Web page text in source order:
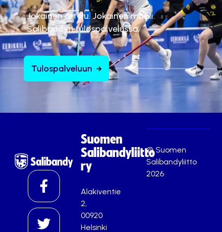
Jokainen ottelu. Jokainen maali.
Salibandyn tulospalvelussa.
Tulospalveluun
Suomen
Salibandyliitto
ry
Alakiventie
2,
00920
Helsinki
© Suomen
Salibandyliitto
2026